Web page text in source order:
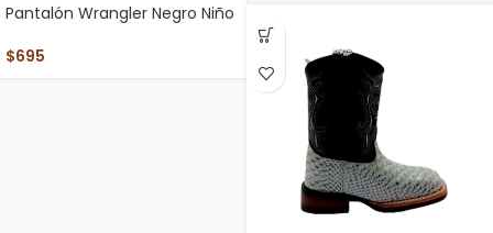
Pantalón Wrangler Negro Niño
$695